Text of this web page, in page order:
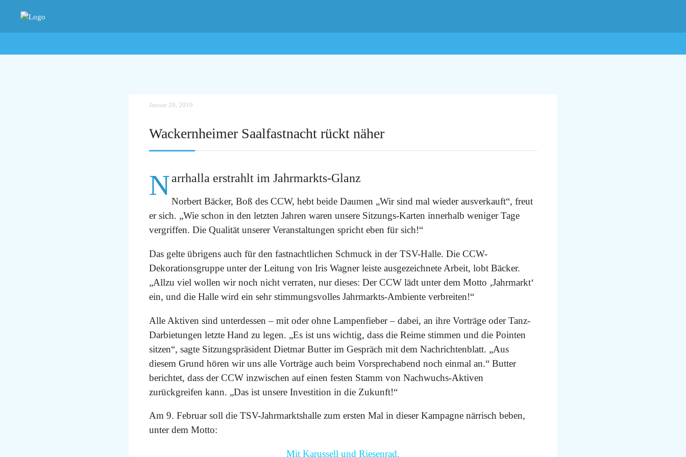
Januar 28, 2019
Wackernheimer Saalfastnacht rückt näher
Narrhalla erstrahlt im Jahrmarkts-Glanz
Norbert Bäcker, Boß des CCW, hebt beide Daumen „Wir sind mal wieder ausverkauft“, freut
er sich. „Wie schon in den letzten Jahren waren unsere Sitzungs-Karten innerhalb weniger Tage
vergriffen. Die Qualität unserer Veranstaltungen spricht eben für sich!“
Das gelte übrigens auch für den fastnachtlichen Schmuck in der TSV-Halle. Die CCW-
Dekorationsgruppe unter der Leitung von Iris Wagner leiste ausgezeichnete Arbeit, lobt Bäcker.
„Allzu viel wollen wir noch nicht verraten, nur dieses: Der CCW lädt unter dem Motto ‚Jahrmarkt‘
ein, und die Halle wird ein sehr stimmungsvolles Jahrmarkts-Ambiente verbreiten!“
Alle Aktiven sind unterdessen – mit oder ohne Lampenfieber – dabei, an ihre Vorträge oder Tanz-
Darbietungen letzte Hand zu legen. „Es ist uns wichtig, dass die Reime stimmen und die Pointen
sitzen“, sagte Sitzungspräsident Dietmar Butter im Gespräch mit dem Nachrichtenblatt. „Aus
diesem Grund hören wir uns alle Vorträge auch beim Vorsprechabend noch einmal an.“ Butter
berichtet, dass der CCW inzwischen auf einen festen Stamm von Nachwuchs-Aktiven
zurückgreifen kann. „Das ist unsere Investition in die Zukunft!“
Am 9. Februar soll die TSV-Jahrmarktshalle zum ersten Mal in dieser Kampagne närrisch beben,
unter dem Motto:
Mit Karussell und Riesenrad,